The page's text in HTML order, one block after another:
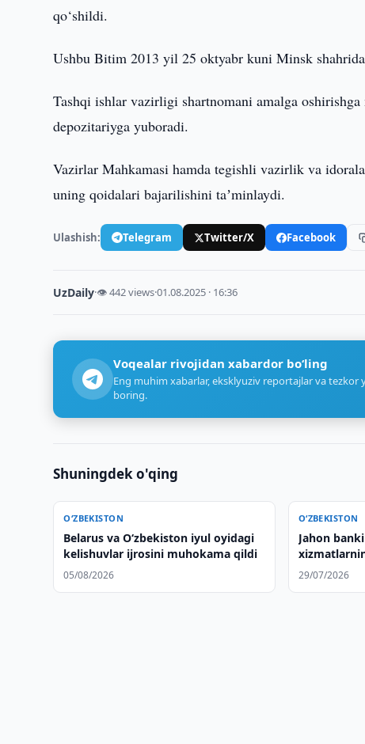
qo‘shildi.
Ushbu Bitim 2013 yil 25 oktyabr kuni Minsk
Tashqi ishlar vazirligi shartnomani amalga
depozitariyga yuboradi.
Vazirlar Mahkamasi hamda tegishli vazirlik va
uning qoidalari bajarilishini taʼminlaydi.
Ulashish: Telegram Twitter/X Facebook
UzDaily·👁 442 views·01.08.2025 · 16:36
Voqealar rivojidan xabardor bo‘ling
Eng muhim xabarlar, eksklyuziv reportajlar va
boring.
Shuningdek o'qing
O‘ZBEKISTON
Belarus va O‘zbekiston iyul oyidagi
kelishuvlar ijrosini muhokama qildi
05/08/2026
O‘ZBEKISTON
Jahon
baholadilar
29/07/2026